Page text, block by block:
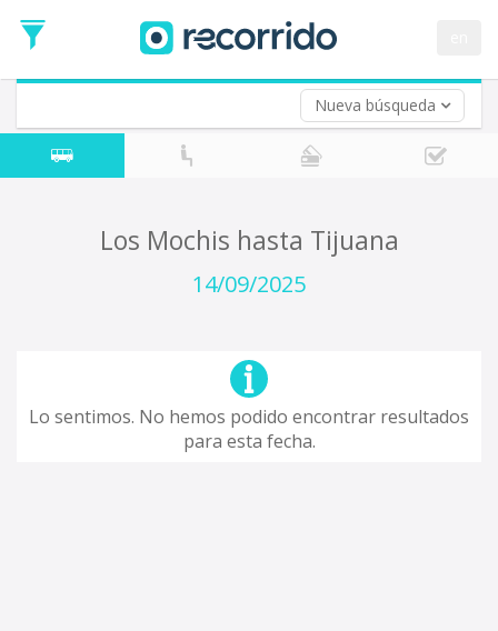
Nueva búsqueda
de
Ida
Vuelta (opcional)
Fecha
de
Los Mochis hasta Tijuana
14/09/2025
Lo sentimos. No hemos podido encontrar resultados
para esta fecha.